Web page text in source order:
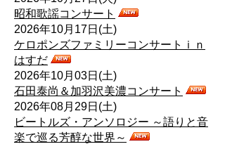
昭和歌謡コンサート
2026年10月17日(土)
ケロポンズファミリーコンサートｉｎ
はすだ
2026年10月03日(土)
石田泰尚＆加羽沢美濃コンサート
2026年08月29日(土)
ビートルズ・アンソロジー ～語りと音
楽で巡る芳醇な世界～